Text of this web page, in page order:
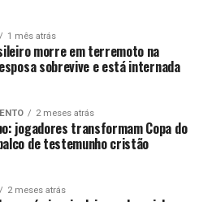
1 mês atrás
morre em terremoto na
sobrevive e está internada
2 meses atrás
jogadores transformam Copa do
de testemunho cristão
2 meses atrás